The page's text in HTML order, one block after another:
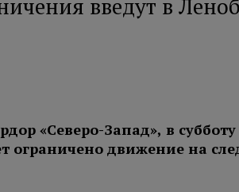
введут в
«Северо-Запад», в
ограничено движение на